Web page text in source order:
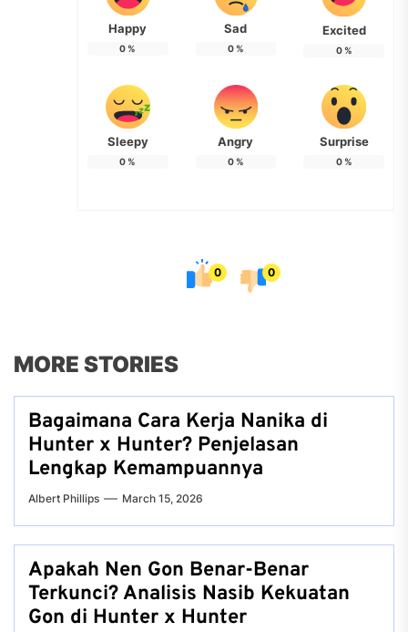
Happy
0%
Sad
0%
Excited
0%
Sleepy
0%
Angry
0%
Surprise
0%
0 0
MORE STORIES
Bagaimana Cara Kerja Nanika di
Hunter x Hunter? Penjelasan
Lengkap Kemampuannya
Albert Phillips March 15, 2026
Apakah Nen Gon Benar-Benar
Terkunci? Analisis Nasib Kekuatan
Gon di Hunter x Hunter